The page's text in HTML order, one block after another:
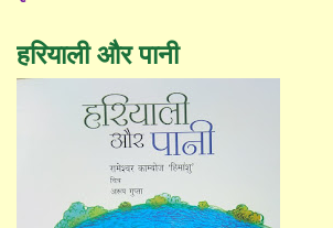
हरियाली और पानी